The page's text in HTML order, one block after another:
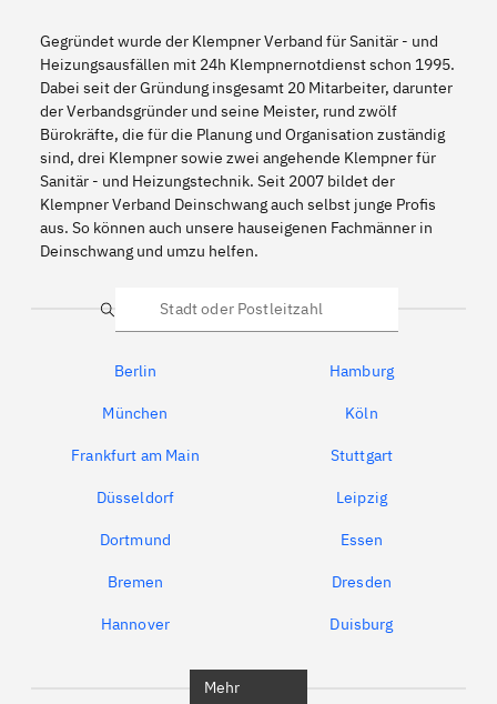
Gegründet wurde der Klempner Verband für Sanitär - und
Heizungsausfällen mit 24h Klempnernotdienst schon 1995.
Dabei seit der Gründung insgesamt 20 Mitarbeiter, darunter
der Verbandsgründer und seine Meister, rund zwölf
Bürokräfte, die für die Planung und Organisation zuständig
sind, drei Klempner sowie zwei angehende Klempner für
Sanitär - und Heizungstechnik. Seit 2007 bildet der
Klempner Verband Deinschwang auch selbst junge Profis
aus. So können auch unsere hauseigenen Fachmänner in
Deinschwang und umzu helfen.
Suche
Berlin Hamburg
München Köln
Frankfurt am Main Stuttgart
Düsseldorf Leipzig
Dortmund Essen
Bremen Dresden
Hannover Duisburg
Mehr